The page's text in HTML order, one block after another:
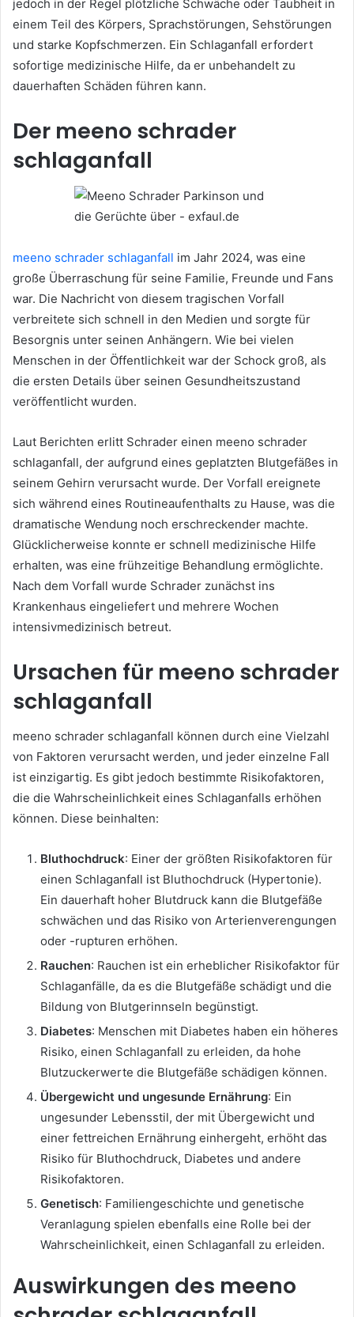
jedoch in der Regel plötzliche Schwäche oder Taubheit in
einem Teil des Körpers, Sprachstörungen, Sehstörungen
und starke Kopfschmerzen. Ein Schlaganfall erfordert
sofortige medizinische Hilfe, da er unbehandelt zu
dauerhaften Schäden führen kann.
Der meeno schrader
schlaganfall
meeno schrader schlaganfall im Jahr 2024, was eine
große Überraschung für seine Familie, Freunde und Fans
war. Die Nachricht von diesem tragischen Vorfall
verbreitete sich schnell in den Medien und sorgte für
Besorgnis unter seinen Anhängern. Wie bei vielen
Menschen in der Öffentlichkeit war der Schock groß, als
die ersten Details über seinen Gesundheitszustand
veröffentlicht wurden.
Laut Berichten erlitt Schrader einen meeno schrader
schlaganfall, der aufgrund eines geplatzten Blutgefäßes in
seinem Gehirn verursacht wurde. Der Vorfall ereignete
sich während eines Routineaufenthalts zu Hause, was die
dramatische Wendung noch erschreckender machte.
Glücklicherweise konnte er schnell medizinische Hilfe
erhalten, was eine frühzeitige Behandlung ermöglichte.
Nach dem Vorfall wurde Schrader zunächst ins
Krankenhaus eingeliefert und mehrere Wochen
intensivmedizinisch betreut.
Ursachen für meeno schrader
schlaganfall
meeno schrader schlaganfall können durch eine Vielzahl
von Faktoren verursacht werden, und jeder einzelne Fall
ist einzigartig. Es gibt jedoch bestimmte Risikofaktoren,
die die Wahrscheinlichkeit eines Schlaganfalls erhöhen
können. Diese beinhalten:
Bluthochdruck: Einer der größten Risikofaktoren für
einen Schlaganfall ist Bluthochdruck (Hypertonie).
Ein dauerhaft hoher Blutdruck kann die Blutgefäße
schwächen und das Risiko von Arterienverengungen
oder -rupturen erhöhen.
Rauchen: Rauchen ist ein erheblicher Risikofaktor für
Schlaganfälle, da es die Blutgefäße schädigt und die
Bildung von Blutgerinnseln begünstigt.
Diabetes: Menschen mit Diabetes haben ein höheres
Risiko, einen Schlaganfall zu erleiden, da hohe
Blutzuckerwerte die Blutgefäße schädigen können.
Übergewicht und ungesunde Ernährung: Ein
ungesunder Lebensstil, der mit Übergewicht und
einer fettreichen Ernährung einhergeht, erhöht das
Risiko für Bluthochdruck, Diabetes und andere
Risikofaktoren.
Genetisch: Familiengeschichte und genetische
Veranlagung spielen ebenfalls eine Rolle bei der
Wahrscheinlichkeit, einen Schlaganfall zu erleiden.
Auswirkungen des meeno